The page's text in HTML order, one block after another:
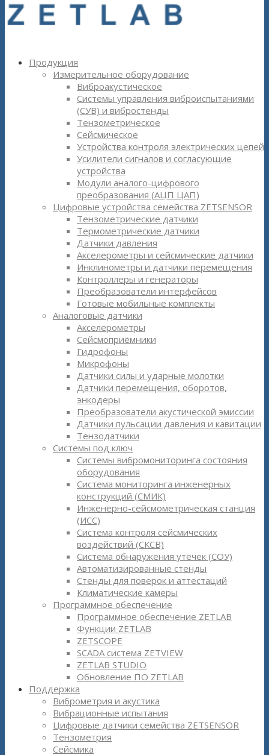
Продукция
Измерительное оборудование
Виброакустическое
Системы управления виброиспытаниями
(СУВ) и вибростенды
Тензометрическое
Сейсмическое
Устройства контроля электрических цепей
Усилители сигналов и согласующие
устройства
Модули аналого-цифрового
преобразования (АЦП ЦАП)
Цифровые устройства семейства ZETSENSOR
Тензометрические датчики
Термометрические датчики
Датчики давления
Акселерометры и сейсмические датчики
Инклинометры и датчики перемещения
Контроллеры и генераторы
Преобразователи интерфейсов
Готовые мобильные комплекты
Аналоговые датчики
Акселерометры
Сейсмоприёмники
Гидрофоны
Микрофоны
Датчики силы и ударные молотки
Датчики перемещения, оборотов,
энкодеры
Преобразователи акустической эмиссии
Датчики пульсации давления и кавитации
Тензодатчики
Системы под ключ
Системы вибромониторинга состояния
оборудования
Система мониторинга инженерных
конструкций (СМИК)
Инженерно-сейсмометрическая станция
(ИСС)
Система контроля сейсмических
воздействий (СКСВ)
Система обнаружения утечек (СОУ)
Автоматизированные стенды
Стенды для поверок и аттестаций
Климатические камеры
Программное обеспечение
Программное обеспечение ZETLAB
Функции ZETLAB
ZETSCOPE
SCADA система ZETVIEW
ZETLAB STUDIO
Обновление ПО ZETLAB
Поддержка
Виброметрия и акустика
Вибрационные испытания
Цифровые датчики семейства ZETSENSOR
Тензометрия
Сейсмика